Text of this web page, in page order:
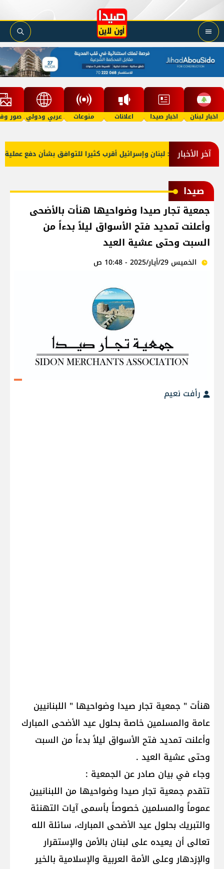
اخبار لبنان اخبار صيدا اعلانات منوعات عربي ودولي صور
آخر الأخبار
خارجية أميركا: لبنان وإسرائيل أقرب كثيرا للتوافق بشأن دفع عملية
صيدا
جمعية تجار صيدا وضواحيها هنأت بالأضحى
وأعلنت تمديد فتح الأسواق ليلاً بدءاً من
السبت وحتى عشية العيد
الخميس 29/أيار/2025 - 10:48 ص
رأفت نعيم
هنأت " جمعية تجار صيدا وضواحيها " اللبنانيين
عامة والمسلمين خاصة بحلول عيد الأضحى المبارك
وأعلنت تمديد فتح الأسواق ليلاً بدءاً من السبت
وحتى عشية العيد .
وجاء في بيان صادر عن الجمعية :
تتقدم جمعية تجار صيدا وضواحيها من اللبنانيين
عموماً والمسلمين خصوصاً بأسمى آيات التهنئة
والتبريك بحلول عيد الأضحى المبارك، سائلة الله
تعالى أن يعيده على لبنان بالأمن والإستقرار
والإزدهار وعلى الأمة العربية والإسلامية بالخير